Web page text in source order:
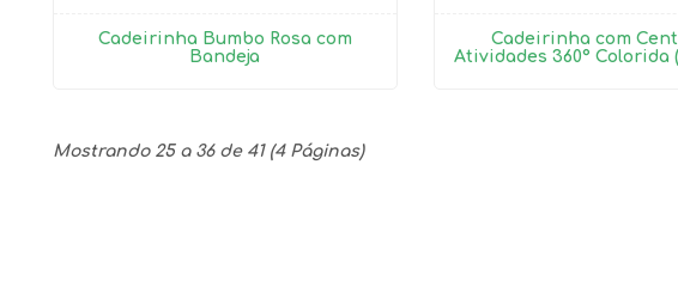
Cadeirinha Bumbo Rosa com
Bandeja
Cadeirinha com
Atividades 360° Colorida
Mostrando 25 a 36 de 41 (4 Páginas)